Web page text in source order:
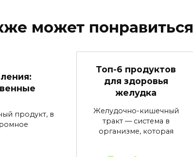
может понравиться
продукт, в
Топ-6 продуктов
для здоровья
желудка
Желудочно-кишечный
тракт — система в
организме, которая